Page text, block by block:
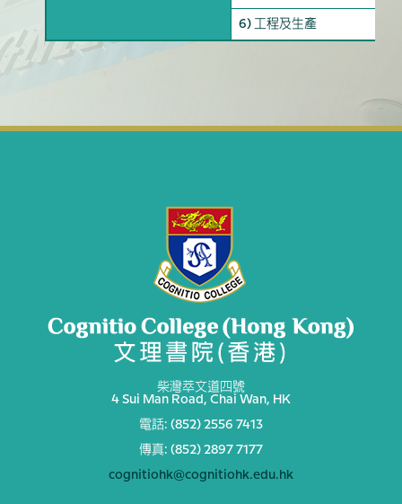
6) 工程及生產
柴灣萃文道四號
4 Sui Man Road, Chai Wan, HK
電話: (852) 2556 7413
傳真: (852) 2897 7177
cognitiohk@cognitiohk.edu.hk